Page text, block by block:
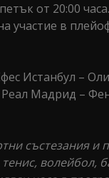
от 20:00
участие в
Истанбул –
Мадрид –
състезания и
волейбол,